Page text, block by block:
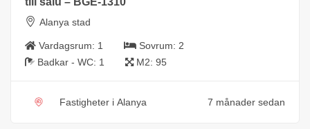
Alanya stad
Vardagsrum: 1 Sovrum: 2
Badkar - WC: 1 M2: 95
Fastigheter i Alanya 7 månader sedan